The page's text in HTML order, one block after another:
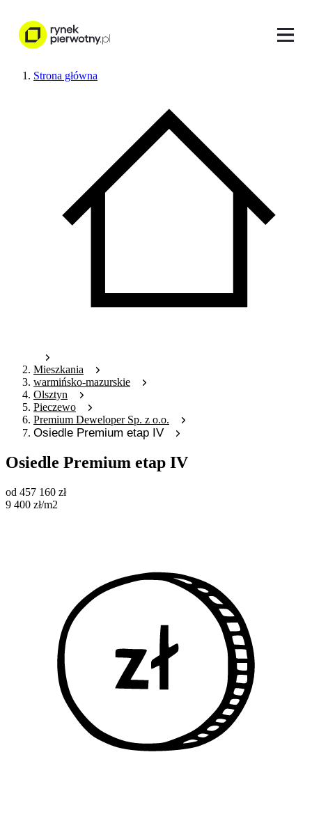
Strona główna
Mieszkania
warmińsko-mazurskie
Olsztyn
Pieczewo
Premium Deweloper Sp. z o.o.
Osiedle Premium etap IV
Osiedle Premium etap IV
od 457 160 zł
9 400 zł/m2